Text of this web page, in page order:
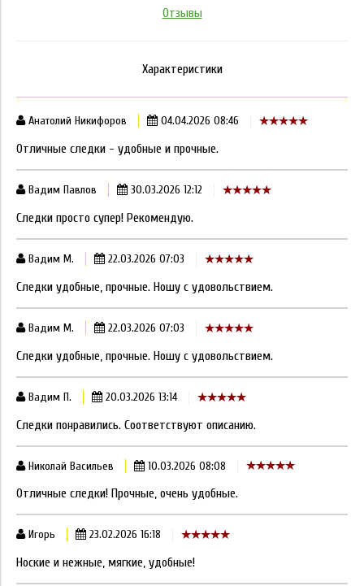
Отзывы
Характеристики
Анатолий Никифоров 04.04.2026 08:46
Отличные следки - удобные и прочные.
Вадим Павлов 30.03.2026 12:12
Следки просто супер! Рекомендую.
Вадим М. 22.03.2026 07:03
Следки удобные, прочные. Ношу с удовольствием.
Вадим М. 22.03.2026 07:03
Следки удобные, прочные. Ношу с удовольствием.
Вадим П. 20.03.2026 13:14
Следки понравились. Соответствуют описанию.
Николай Васильев 10.03.2026 08:08
Отличные следки! Прочные, очень удобные.
Игорь 23.02.2026 16:18
Ноские и нежные, мягкие, удобные!